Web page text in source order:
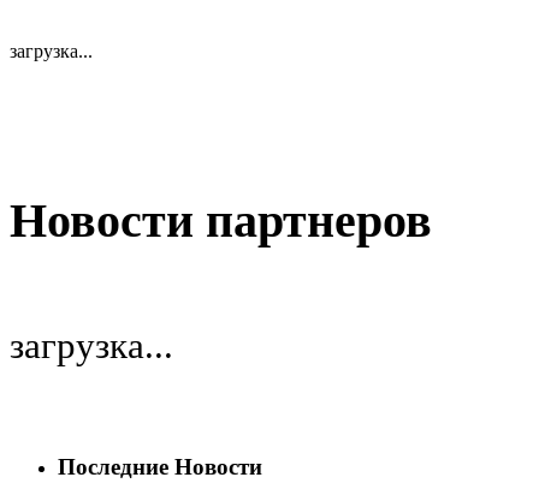
загрузка...
Новости партнеров
загрузка...
Последние Новости